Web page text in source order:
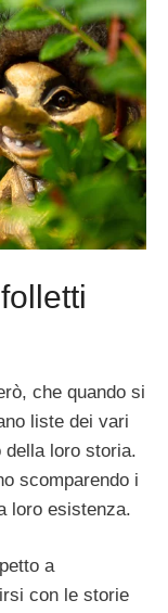
che quando si
liste dei vari
della loro storia.
scomparendo i
loro esistenza.
a
con le storie